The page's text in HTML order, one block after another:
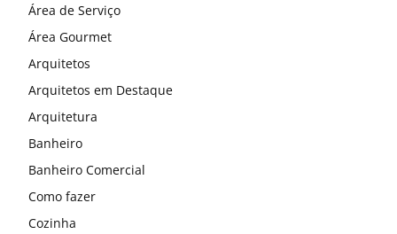
Área de Serviço
Área Gourmet
Arquitetos
Arquitetos em Destaque
Arquitetura
Banheiro
Banheiro Comercial
Como fazer
Cozinha